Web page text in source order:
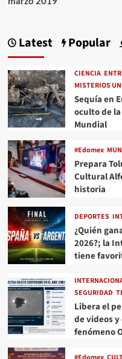
Latest Popular
CIENCIA
MISTERIOS
Sequía en
oculto de
Mundial
#Edomex
Prepara
Cultural
historia
DEPORTES
¿Quién
2026?; la
tiene
SEGURIDAD
Libera el
de videos
fenómeno